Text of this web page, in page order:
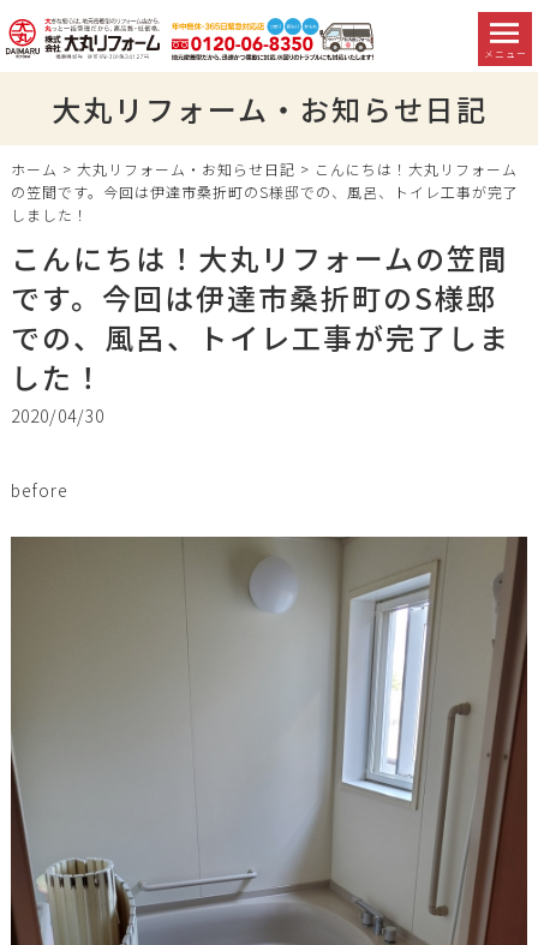
メニュー
大丸リフォーム・お知らせ日記
ホーム > 大丸リフォーム・お知らせ日記 > こんにちは！大丸リフォーム
の笠間です。今回は伊達市桑折町のS様邸での、風呂、トイレ工事が完了
しました！
こんにちは！大丸リフォームの笠間
です。今回は伊達市桑折町のS様邸
での、風呂、トイレ工事が完了しま
した！
2020/04/30
before